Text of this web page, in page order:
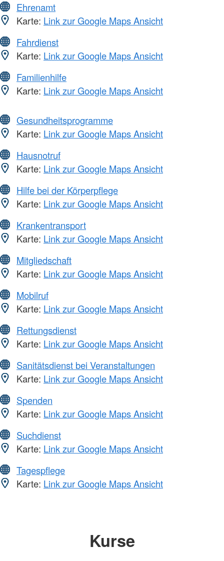
Ehrenamt
Karte: Link zur Google Maps Ansicht
Fahrdienst
Karte: Link zur Google Maps Ansicht
Familienhilfe
Karte: Link zur Google Maps Ansicht
Gesundheitsprogramme
Karte: Link zur Google Maps Ansicht
Hausnotruf
Karte: Link zur Google Maps Ansicht
Hilfe bei der Körperpflege
Karte: Link zur Google Maps Ansicht
Krankentransport
Karte: Link zur Google Maps Ansicht
Mitgliedschaft
Karte: Link zur Google Maps Ansicht
Mobilruf
Karte: Link zur Google Maps Ansicht
Rettungsdienst
Karte: Link zur Google Maps Ansicht
Sanitätsdienst bei Veranstaltungen
Karte: Link zur Google Maps Ansicht
Spenden
Karte: Link zur Google Maps Ansicht
Suchdienst
Karte: Link zur Google Maps Ansicht
Tagespflege
Karte: Link zur Google Maps Ansicht
Kurse